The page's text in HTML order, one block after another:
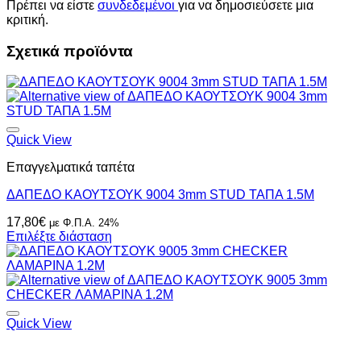
Πρέπει να είστε συνδεδεμένοι για να δημοσιεύσετε μια
κριτική.
Σχετικά προϊόντα
Quick View
Επαγγελματικά ταπέτα
ΔΑΠΕΔΟ ΚΑΟΥΤΣΟΥΚ 9004 3mm STUD ΤΑΠΑ 1.5Μ
17,80€ με Φ.Π.Α. 24%
Επιλέξτε διάσταση
Quick View